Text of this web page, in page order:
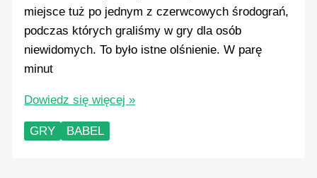
miejsce tuż po jednym z czerwcowych środograń,
podczas których graliśmy w gry dla osób
niewidomych. To było istne olśnienie. W parę
minut
Gra
planszowa
nie
Dowiedz się więcej »
GRY BABEL